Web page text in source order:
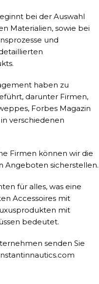
bei der Auswahl
Materialien, sowie bei
und
haben zu
darunter Firmen,
Forbes Magazin
verschiedenen
Firmen können wir die
Angeboten sicherstellen.
für alles, was eine
Accessoires mit
mit
bedeutet.
senden Sie